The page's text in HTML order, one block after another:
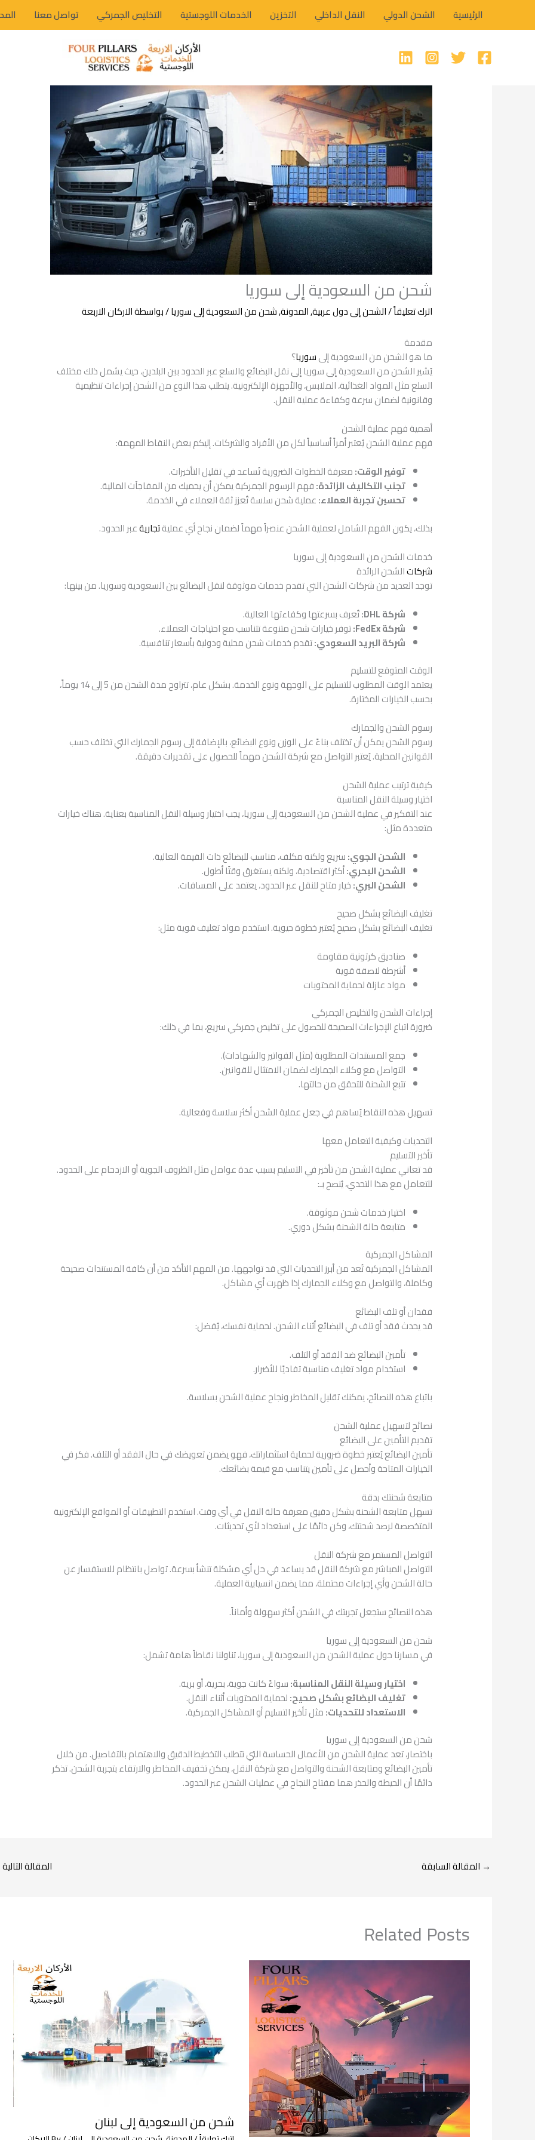
المحتوى
الرئيسية الشحن الدولي النقل الداخلي التخزين الخدمات اللوجستية التخليص الجمركي تواصل معنا
شحن من السعودية إلى سوريا
اترك تعليقاً/الشحن إلى دول عربية,المدونة,شحن من السعودية إلى سوريا/ بواسطةالاركان الاربعة
مقدمة
ما هو الشحن من السعودية إلىسوريا؟
يُشير الشحن من السعودية إلى سوريا إلى نقل البضائع والسلع عبر الحدود بين البلدين، حيث يشمل ذلك مختلف
السلع مثل المواد الغذائية، الملابس، والأجهزة الإلكترونية. يتطلب هذا النوع من الشحن إجراءات تنظيمية
وقانونية لضمان سرعة وكفاءة عملية النقل.
أهمية فهم عملية الشحن
فهم عملية الشحن يُعتبر أمراً أساسياً لكل من الأفراد والشركات. إليكم بعض النقاط المهمة:
توفير الوقت:معرفة الخطوات الضرورية تُساعد في تقليل التأخيرات.
تجنب التكاليف الزائدة:فهم الرسوم الجمركية يمكن أن يحميك من المفاجآت المالية.
تحسين تجربة العملاء:عملية شحن سلسة تُعزز ثقة العملاء في الخدمة.
بذلك، يكون الفهم الشامل لعملية الشحن عنصراً مهماً لضمان نجاح أي عمليةتجاريةعبر الحدود.
خدمات الشحن من السعودية إلى سوريا
شركاتالشحن الرائدة
توجد العديد من شركات الشحن التي تقدم خدمات موثوقة لنقل البضائع بين السعودية وسوريا. من بينها:
شركة DHL:
تُعرف بسرعتها وكفاءتها العالية.
شركة FedEx:
توفر خيارات شحن متنوعة تتناسب مع احتياجات العملاء.
شركة البريد السعودي:تقدم خدمات شحن محلية ودولية بأسعار تنافسية.
الوقت المتوقع للتسليم
يعتمد الوقت المطلوب للتسليم على الوجهة ونوع الخدمة. بشكل عام، تتراوح مدة الشحن من 5 إلى 14 يوماً،
بحسب الخيارات المختارة.
رسوم الشحن والجمارك
رسوم الشحن يمكن أن تختلف بناءً على الوزن ونوع البضائع، بالإضافة إلى رسوم الجمارك التي تختلف حسب
القوانين المحلية. يُعتبر التواصل مع شركة الشحن مهماً للحصول على تقديرات دقيقة.
كيفية ترتيب عملية الشحن
اختيار وسيلة النقل المناسبة
عند التفكير في عملية الشحن من السعودية إلى سوريا، يجب اختيار وسيلة النقل المناسبة بعناية. هناك خيارات
متعددة مثل:
الشحن الجوي:سريع ولكنه مكلف، مناسب للبضائع ذات القيمة العالية.
الشحن البحري:أكثر اقتصادية، ولكنه يستغرق وقتًا أطول.
الشحن البري:خيار متاح للنقل عبر الحدود، يعتمد على المسافات.
تغليف البضائع بشكل صحيح
تغليف البضائع بشكل صحيح يُعتبر خطوة حيوية. استخدم مواد تغليف قوية مثل:
صناديق كرتونية مقاومة
أشرطة لاصقة قوية
مواد عازلة لحماية المحتويات
إجراءات الشحن والتخليص الجمركي
ضرورة اتباع الإجراءات الصحيحة للحصول على تخليص جمركي سريع، بما في ذلك:
جمع المستندات المطلوبة (مثل الفواتير والشهادات).
التواصل مع وكلاء الجمارك لضمان الامتثال للقوانين.
تتبع الشحنة للتحقق من حالتها.
تسهيل هذه النقاط يُساهم في جعل عملية الشحن أكثر سلاسة وفعالية.
التحديات وكيفية التعامل معها
تأخير التسليم
قد تعاني عملية الشحن من تأخير في التسليم بسبب عدة عوامل مثل الظروف الجوية أو الازدحام على الحدود.
للتعامل مع هذا التحدي، يُنصح بـ:
اختيار خدمات شحن موثوقة.
متابعة حالة الشحنة بشكل دوري.
المشاكل الجمركية
المشاكل الجمركية تُعد من أبرز التحديات التي قد تواجهها. من المهم التأكد من أن كافة المستندات صحيحة
وكاملة، والتواصل مع وكلاء الجمارك إذا ظهرت أي مشاكل.
فقدان أو تلف البضائع
قد يحدث فقد أو تلف في البضائع أثناء الشحن. لحماية نفسك، يُفضل:
تأمين البضائع ضد الفقد أو التلف.
استخدام مواد تغليف مناسبة تفاديًا للأضرار.
باتباع هذه النصائح، يمكنك تقليل المخاطر ونجاح عملية الشحن بسلاسة.
نصائح لتسهيل عملية الشحن
تقديم التأمين على البضائع
تأمين البضائع يُعتبر خطوة ضرورية لحماية استثماراتك، فهو يضمن تعويضك في حال الفقد أو التلف. فكر في
الخيارات المتاحة وأحصل على تأمين يتناسب مع قيمة بضائعك.
متابعة شحنتك بدقة
تسهل متابعة الشحنة بشكل دقيق معرفة حالة النقل في أي وقت. استخدم التطبيقات أو المواقع الإلكترونية
المتخصصة لرصد شحنتك، وكن دائمًا على استعداد لأي تحديثات.
التواصل المستمر مع شركة النقل
التواصل المباشر مع شركة النقل قد يساعد في حل أي مشكلة تنشأ بسرعة. تواصل بانتظام للاستفسار عن
حالة الشحن وأي إجراءات محتملة، مما يضمن انسيابية العملية.
هذه النصائح ستجعل تجربتك في الشحن أكثر سهولة وأماناً.
شحن من السعودية إلى سوريا
في مسارنا حول عملية الشحن من السعودية إلى سوريا، تناولنا نقاطاً هامة تشمل:
اختيار وسيلة النقل المناسبة:سواءً كانت جوية، بحرية، أو برية.
تغليف البضائع بشكل صحيح:لحماية المحتويات أثناء النقل.
الاستعداد للتحديات:مثل تأخير التسليم أو المشاكل الجمركية.
شحن من السعودية إلى سوريا
باختصار، تعد عملية الشحن من الأعمال الحساسة التي تتطلب التخطيط الدقيق والاهتمام بالتفاصيل. من خلال
تأمين البضائع ومتابعة الشحنة والتواصل مع شركة النقل، يمكن تخفيف المخاطر والارتقاء بتجربة الشحن. تذكر
دائمًا أن الحيطة والحذر هما مفتاح النجاح في عمليات الشحن عبر الحدود.
→ المقالة السابقة المقالة التالية
Related Posts
شحن من السعودية إلى لبنان